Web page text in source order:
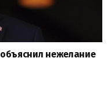
нежелание